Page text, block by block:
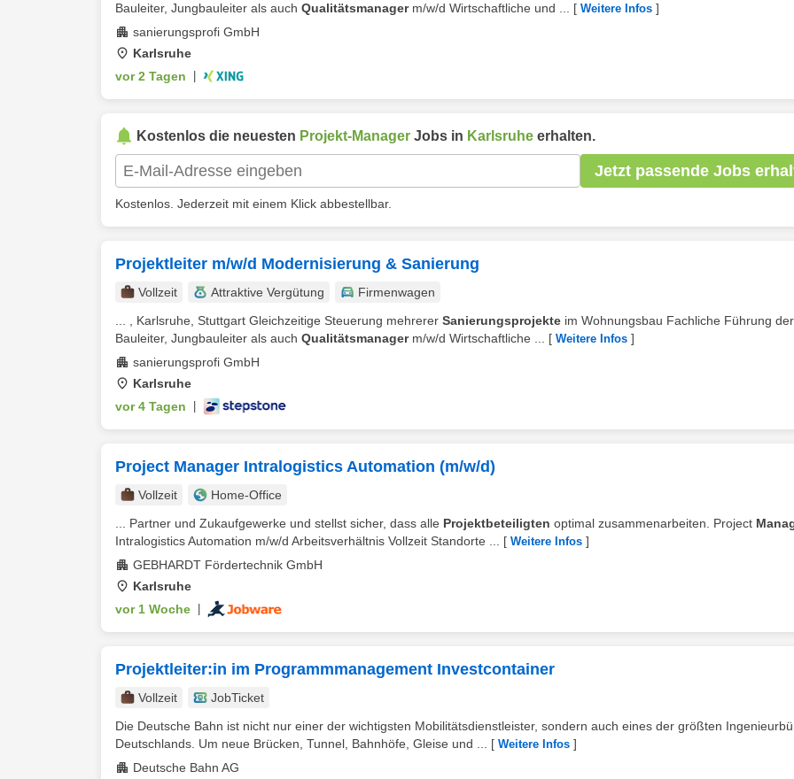
Bauleiter, Jungbauleiter als auch Qualitätsmanagerm/w/d Wirtschaftliche und ... [ Weitere Infos ]
sanierungsprofi GmbH
Karlsruhe
vor 2 Tagen
Kostenlos die neuesten Projekt-Manager Jobs in Karlsruhe erhalten.
Jetzt passende Jobs
Kostenlos. Jederzeit mit einem Klick abbestellbar.
Projektleiter m/w/d Modernisierung & Sanierung
Vollzeit Attraktive Vergütung
Firmenwagen
... , Karlsruhe, Stuttgart Gleichzeitige Steuerung mehrerer Sanierungsprojekte im Wohnungsbau Fachliche Führung der
Bauleiter, Jungbauleiter als auch Qualitätsmanagerm/w/d Wirtschaftliche ... [ Weitere Infos ]
sanierungsprofi GmbH
Karlsruhe
vor 4 Tagen
Project Manager Intralogistics Automation (m/w/d)
Vollzeit
Home-Office
... Partner und Zukaufgewerke und stellst sicher, dass alle Projektbeteiligten optimal zusammenarbeiten. Project
Intralogistics Automation m/w/d Arbeitsverhältnis Vollzeit Standorte ...
[ Weitere Infos ]
GEBHARDT Fördertechnik GmbH
Karlsruhe
vor 1 Woche
Projektleiter:in im Programmmanagement Investcontainer
Vollzeit
JobTicket
Die Deutsche Bahn ist nicht nur einer der wichtigsten Mobilitätsdienstleister, sondern auch eines der größten
Deutschlands. Um neue Brücken, Tunnel, Bahnhöfe, Gleise und ...
[ Weitere Infos ]
Deutsche Bahn AG